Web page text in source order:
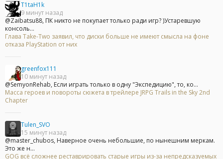
T1taH1k
9 минут назад
@Zaibatsu88, ПК никто не покупает только ради игр? )Устаревшую
консоль...
Глава Take-Two заявил, что диски больше не имеют смысла на фоне
отказа PlayStation от них
greenfox111
10 минут назад
@SemyonRehab, Если играть только в одну "Экспедицию", то, ко...
Масса героев и повороты сюжета в трейлере JRPG Trails in the Sky 2nd
Chapter
Tulen_SVO
15 минут назад
@master_chubos, Наверное очень небольшие, по нынешним меркам.
Это же н...
GOG всё сложнее реставрировать старые игры из-за непредсказуемых